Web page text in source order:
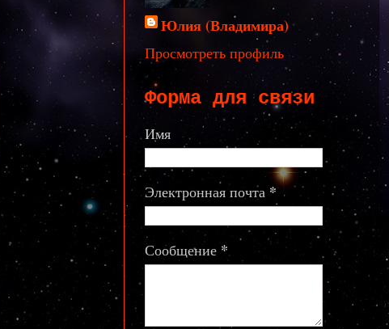
Юлия (Владимира)
Просмотреть профиль
Форма для связи
Имя
Электронная почта *
Сообщение *